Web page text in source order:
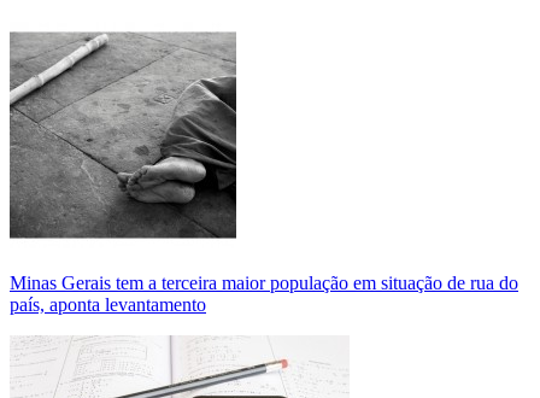
Minas Gerais tem a terceira maior população em situação de rua do
país, aponta levantamento